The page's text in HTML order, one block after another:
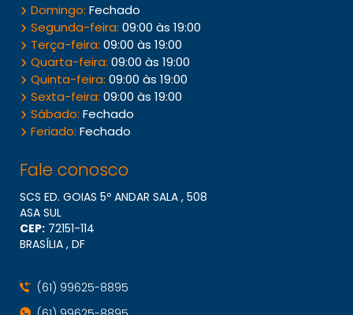
Domingo: Fechado
Segunda-feira: 09:00 às 19:00
Terça-feira: 09:00 às 19:00
Quarta-feira: 09:00 às 19:00
Quinta-feira: 09:00 às 19:00
Sexta-feira: 09:00 às 19:00
Sábado: Fechado
Feriado: Fechado
Fale conosco
SCS ED. GOIAS 5º ANDAR SALA , 508
ASA SUL
CEP: 72151​-114
BRASÍLIA , DF
(61) 99625-8895